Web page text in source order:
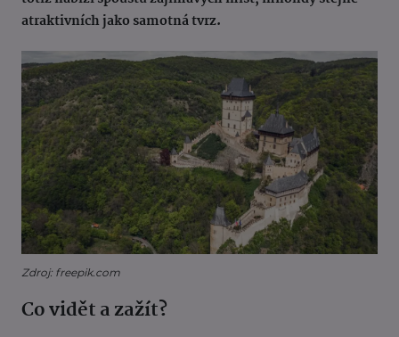
atraktivních jako samotná tvrz.
Zdroj: freepik.com
Co vidět a zažít?